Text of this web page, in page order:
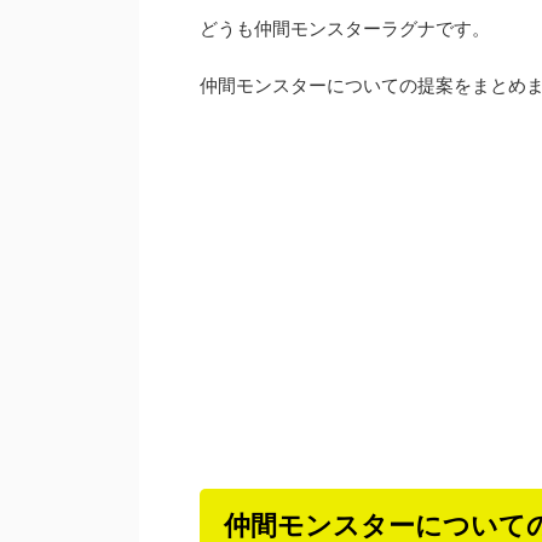
どうも仲間モンスターラグナです。
仲間モンスターについての提案をまとめ
仲間モンスターについて